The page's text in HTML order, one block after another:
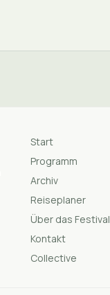
Start
Programm
Archiv
Reiseplaner
Über das Festival
Kontakt
Collective